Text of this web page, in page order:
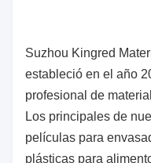
Suzhou Kingred
estableció en el año
profesional de
Los principales de
películas para
plásticas para